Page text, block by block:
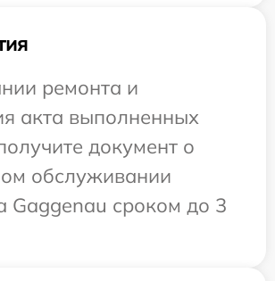
ремонта и
акта выполненных
документ о
обслуживании
Gaggenau сроком до 3